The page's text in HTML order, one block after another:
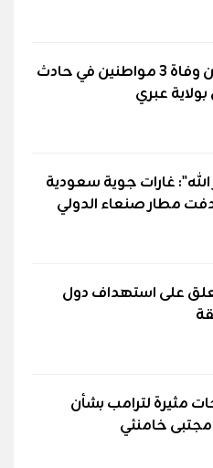
أنباء عن وفاة 3 مواطنين في حادث
عبري
الله": غارات جوية سعودية
مطار صنعاء الدولي
على استهداف دول
مثيرة لترامب بشأن
خامنئي